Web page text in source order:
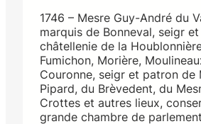
1746 – Mesre Guy-André du
marquis de Bonneval, seigr
châtellenie de la
Fumichon, Morière,
Couronne, seigr et patron de
Pipard, du Brèvedent, du
Crottes et autres lieux,
grande chambre de